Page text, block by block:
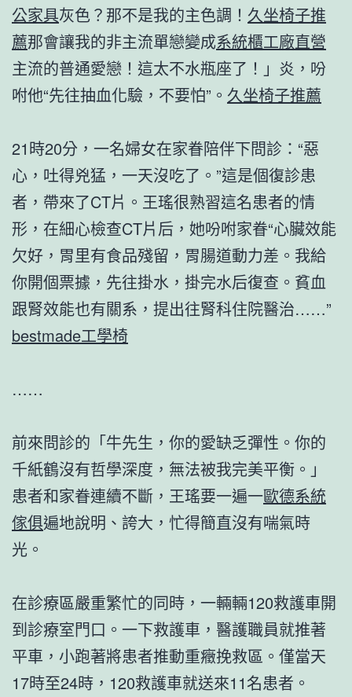
公家具灰色？那不是我的主色調！ 久坐椅子推
薦那會讓我的非主流單戀變成系統櫃工廠直營
主流的普通愛戀！這太不水瓶座了！」炎，吩
咐他“先往抽血化驗，不要怕”。 久坐椅子推薦
21時20分，一名婦女在家眷陪伴下問診：“惡
心，吐得兇猛，一天沒吃了。”這是個復診患
者，帶來了CT片。王瑤很熟習這名患者的情
形，在細心檢查CT片后，她吩咐家眷“心臟效能
欠好，胃里有食品殘留，胃腸道動力差。我給
你開個票據，先往掛水，掛完水后復查。貧血
跟腎效能也有關系，提出往腎科住院醫治……”
bestmade工學椅
……
前來問診的「牛先生，你的愛缺乏彈性。你的
千紙鶴沒有哲學深度，無法被我完美平衡。」
患者和家眷連續不斷，王瑤要一遍一歐德系統
傢俱遍地說明、誇大，忙得簡直沒有喘氣時
光。
在診療區嚴重繁忙的同時，一輛輛120救護車開
到診療室門口。一下救護車，醫護職員就推著
平車，小跑著將患者推動重癥挽救區。僅當天
17時至24時，120救護車就送來11名患者。